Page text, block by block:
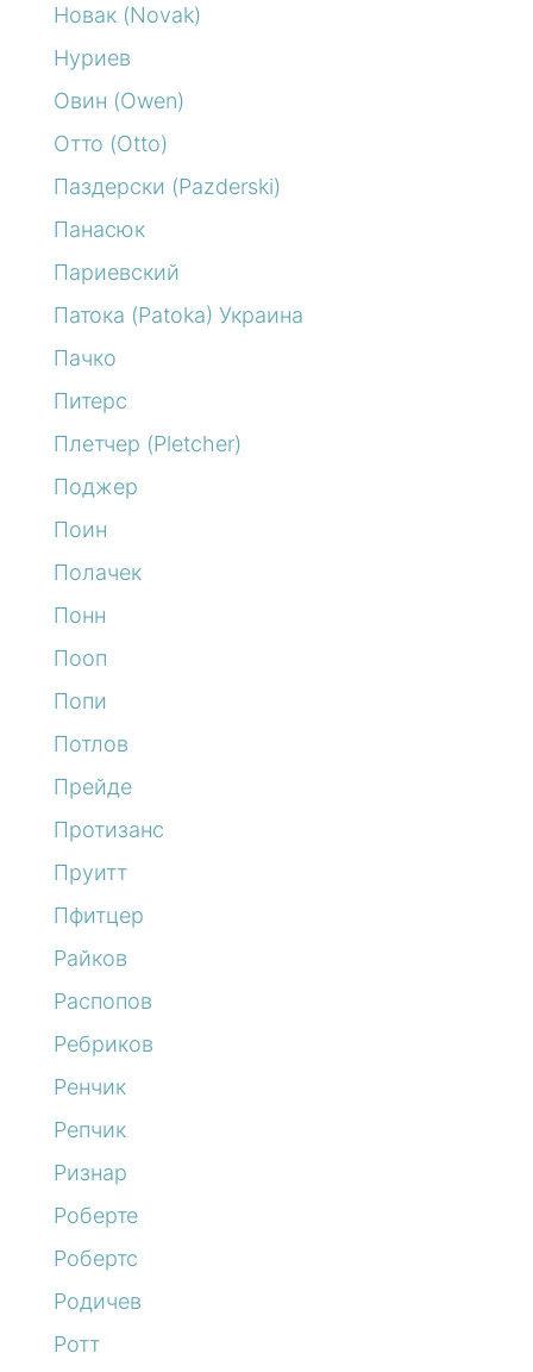
Новак (Novak)
Нуриев
Овин (Owen)
Отто (Otto)
Паздерски (Pazderski)
Панасюк
Париевский
Патока (Patoka) Украина
Пачко
Питерс
Плетчер (Pletcher)
Поджер
Поин
Полачек
Понн
Пооп
Попи
Потлов
Прейде
Протизанс
Пруитт
Пфитцер
Райков
Распопов
Ребриков
Ренчик
Репчик
Ризнар
Роберте
Робертс
Родичев
Ротт